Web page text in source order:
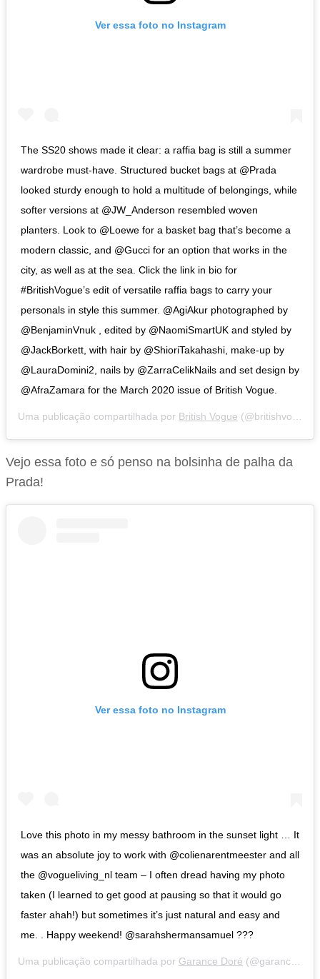
Ver essa foto no Instagram
The SS20 shows made it clear: a raffia bag is still a summer
wardrobe must-have. Structured bucket bags at @Prada
looked sturdy enough to hold a multitude of belongings, while
softer versions at @JW_Anderson resembled woven
planters. Look to @Loewe for a basket bag that’s become a
modern classic, and @Gucci for an option that works in the
city, as well as at the sea. Click the link in bio for
#BritishVogue’s edit of versatile raffia bags to carry your
personals in style this summer. @AgiAkur photographed by
@BenjaminVnuk , edited by @NaomiSmartUK and styled by
@JackBorkett, with hair by @ShioriTakahashi, make-up by
@LauraDomini2, nails by @ZarraCelikNails and set design by
@AfraZamara for the March 2020 issue of British Vogue.
Uma publicação compartilhada por British Vogue (@britishvogue) em
Vejo essa foto e só penso na bolsinha de palha da
Prada!
Ver essa foto no Instagram
Love this photo in my messy bathroom in the sunset light … It
was an absolute joy to work with @colienarentmeester and all
the @vogueliving_nl team – I often dread having my photo
taken (I learned to get good at pausing so that it would go
faster ahah!) but sometimes it’s just natural and easy and
me. . Happy weekend! @sarahshermansamuel ???
Uma publicação compartilhada por Garance Doré (@garancedore) em